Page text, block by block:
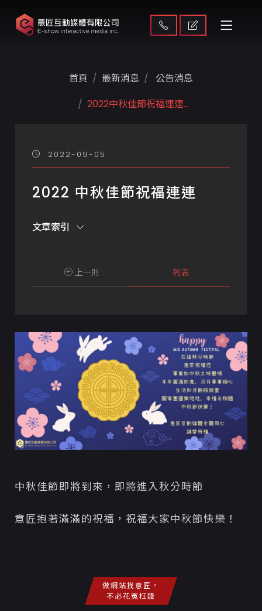
首頁 最新消息
公告消息
2022中秋佳節祝福連連...
2022-09-05
2022 中秋佳節祝福連連
文章索引
上一則 列表
中秋佳節即將到來，即將進入秋分時節
意匠抱著滿滿的祝福，祝福大家中秋節快樂！
做網站找意匠，
不必花冤枉錢